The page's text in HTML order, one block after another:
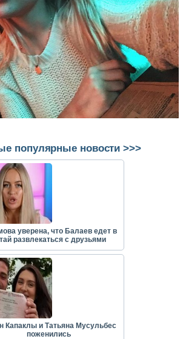
популярные новости >>>
уверена, что Балаев едет в
развлекаться с друзьями
Капаклы и Татьяна Мусульбес
поженились